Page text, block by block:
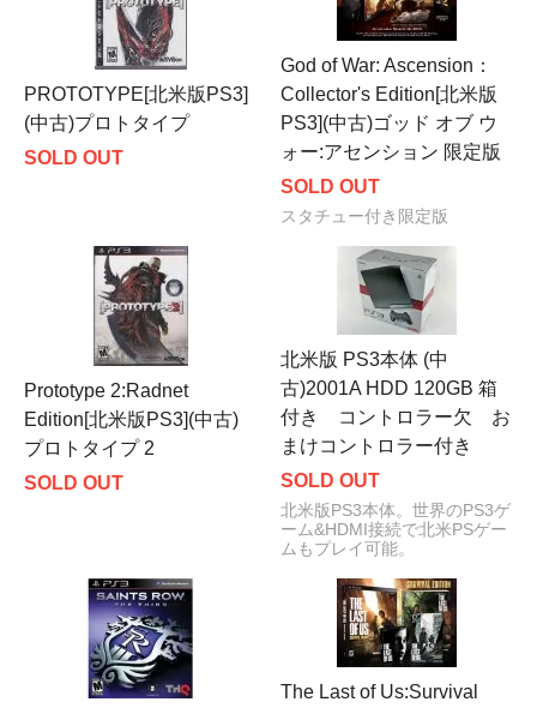
PROTOTYPE[北米版PS3]
(中古)プロトタイプ
SOLD OUT
God of War: Ascension：
Collector's Edition[北米版
PS3](中古)ゴッド オブ ウ
ォー:アセンション 限定版
SOLD OUT
スタチュー付き限定版
Prototype 2:Radnet
Edition[北米版PS3](中古)
プロトタイプ 2
SOLD OUT
北米版 PS3本体 (中
古)2001A HDD 120GB 箱
付き コントロラー欠 お
まけコントロラー付き
SOLD OUT
北米版PS3本体。世界のPS3ゲ
ーム&HDMI接続で北米PSゲー
ムもプレイ可能。
The Last of Us:Survival